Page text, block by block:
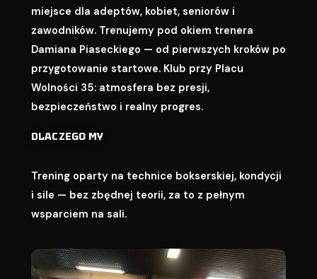
miejsce dla adeptów, kobiet, seniorów i
zawodników. Trenujemy pod okiem trenera
Damiana Piaseckiego — od pierwszych kroków po
przygotowanie startowe. Klub przy Placu
Wolności 35: atmosfera bez presji,
bezpieczeństwo i realny progres.
DLACZEGO MY
Trening oparty na technice bokserskiej, kondycji
i sile — bez zbędnej teorii, za to z pełnym
wsparciem na sali.